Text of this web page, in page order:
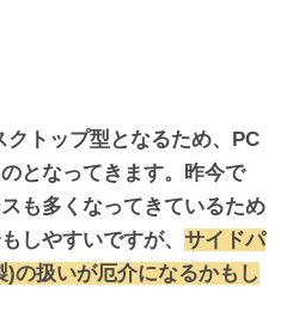
クトップ型となるため、PC
となってきます。昨今で
も多くなってきているため
しやすいですが、 サイドパ
の扱いが厄介になるかもし